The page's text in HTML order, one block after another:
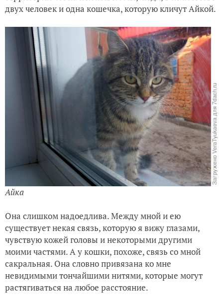
двух человек и одна кошечка, которую кличут Айкой.
Айка
Она слишком надоедлива. Между мной и ею
существует некая связь, которую я вижу глазами,
чувствую кожей головы и некоторыми другими
моими частями. А у кошки, похоже, связь со мной
сакральная. Она словно привязана ко мне
невидимыми тончайшими нитями, которые могут
растягиваться на любое расстояние.